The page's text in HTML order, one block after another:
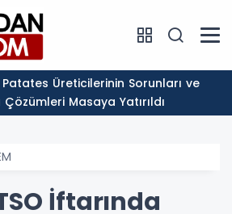
Masaya Yatırıldı
İftarında